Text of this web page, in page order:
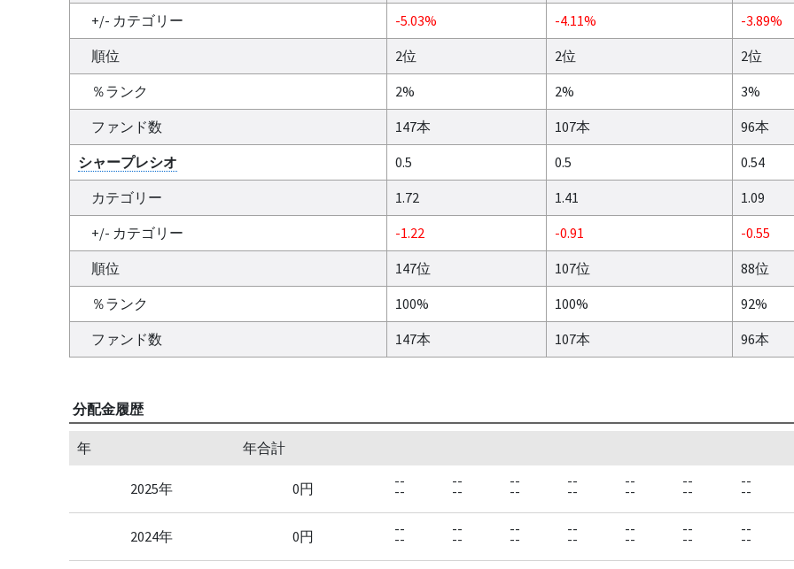
+/- カテゴリー
-5.03% -4.11% -3.89%
順位
2位 2位 2位
％ランク
2% 2% 3%
ファンド数
147本 107本 96本
シャープレシオ
0.5 0.5 0.54
カテゴリー
1.72 1.41 1.09
+/- カテゴリー
-1.22 -0.91 -0.55
順位
147位 107位 88位
％ランク
100% 100% 92%
ファンド数
147本 107本 96本
分配金履歴
年 年合計
2025年 0円 --
--
--
--
--
--
--
--
--
--
--
--
--
--
2024年 0円 --
--
--
--
--
--
--
--
--
--
--
--
--
--